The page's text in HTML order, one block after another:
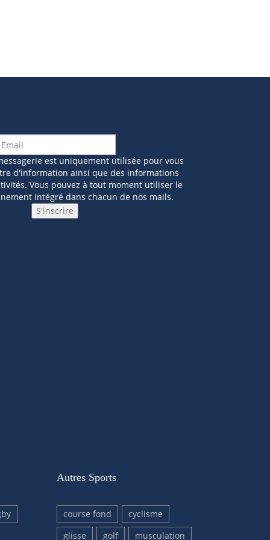
est uniquement utilisée pour vous
d'information ainsi que des informations
Vous pouvez à tout moment utiliser le
intégré dans chacun de nos mails.
Autres Sports
course fond
cyclisme
glisse
golf musculation